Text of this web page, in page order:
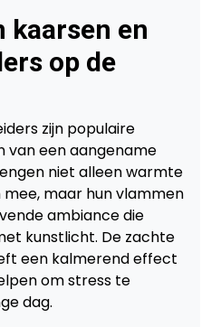
kaarsen en
op de
zijn populaire
van een aangename
niet alleen warmte
maar hun vlammen
ambiance die
kunstlicht. De zachte
een kalmerend effect
om stress te
dag.